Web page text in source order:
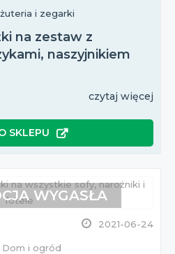
i zegarki
na zestaw z
naszyjnikiem
czytaj więcej
SKLEPU
2021-06-24
Dom i ogród
WYGASŁA